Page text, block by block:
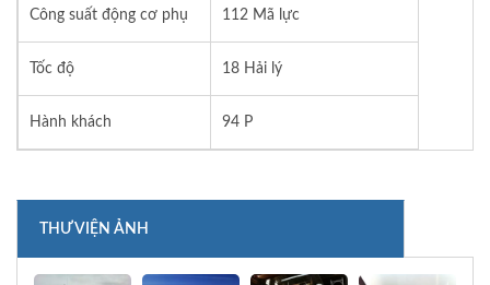
Công suất động cơ phụ 112 Mã lực
Tốc độ 18 Hải lý
Hành khách 94 P
THƯ VIỆN ẢNH